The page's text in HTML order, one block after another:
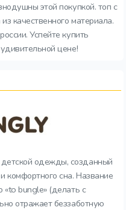
этой покупкой. топ с
качественного материала.
Успейте купить
цене!
одежды, созданный
комфортного сна. Название
«to bungle» (делать с
отражает беззаботную